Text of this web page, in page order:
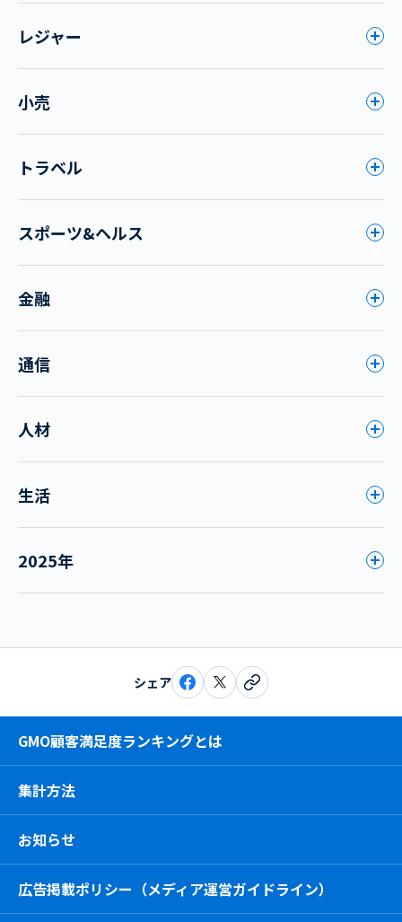
レジャー
小売
トラベル
スポーツ&ヘルス
金融
通信
人材
生活
2025年
シェア
GMO顧客満足度ランキングとは
集計方法
お知らせ
広告掲載ポリシー（メディア運営ガイドライン）